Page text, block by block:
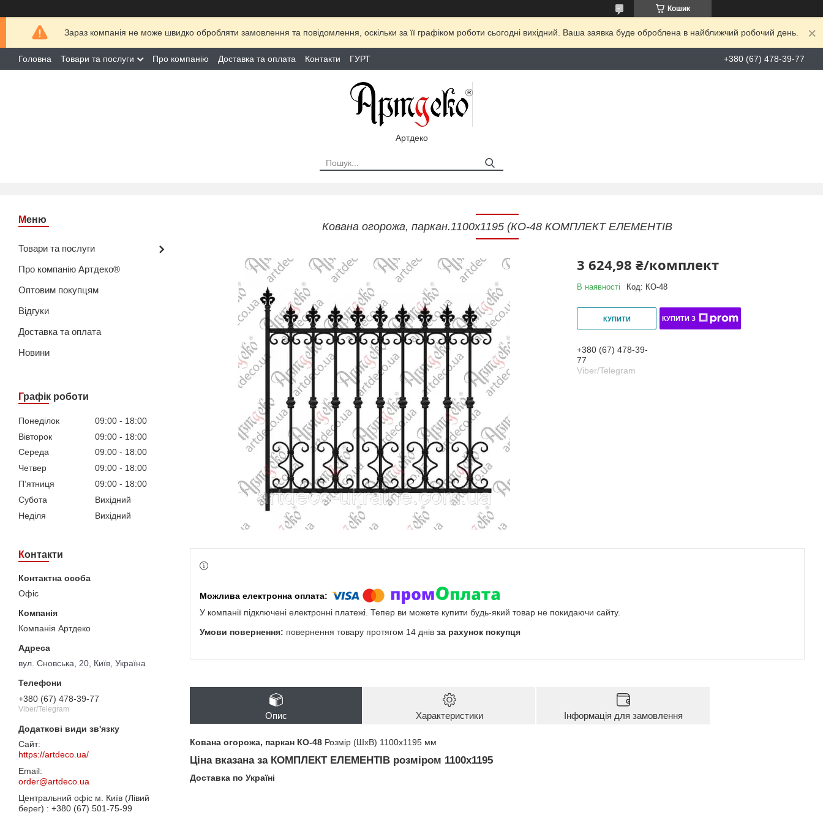
Кошик
Зараз компанія не може швидко обробляти замовлення та повідомлення, оскільки за її графіком роботи сьогодні вихідний. Ваша заявка буде оброблена в найближчий робочий день.
Головна Товари та послуги Про компанію Доставка та оплата Контакти ГУРТ +380 (67) 478-39-77
Артдеко
Товари та послуги
Про компанію Артдеко®
Оптовим покупцям
Відгуки
Доставка та оплата
Новини
Графік роботи
Понеділок 09:00
18:00
Вівторок
09:00
18:00
Середа
09:00
18:00
Четвер
09:00
18:00
Пʼятниця
09:00
18:00
Субота
Вихідний
Неділя
Вихідний
Контакти
Офіс
Компанія Артдеко
вул. Сновська, 20, Київ, Україна
+380 (67) 478-39-77
Viber/Telegram
https://artdeco.ua/
order@artdeco.ua
Центральний офіс м. Київ (Лівий
берег)
+380 (67) 501-75-99
Кована огорожа, паркан.1100х1195 (КО-48 КОМПЛЕКТ ЕЛЕМЕНТІВ
3 624,98 ₴/комплект
В наявності Код: КО-48
КУПИТИ КУПИТИ З
+380 (67) 478-39-
77
Viber/Telegram
У компанії підключені електронні платежі. Тепер ви можете купити будь-який товар не покидаючи сайту.
повернення товару протягом 14 днів за рахунок покупця
Опис Характеристики Інформація для замовлення
Кована огорожа, паркан КО-48 Розмір (ШхВ) 1100х1195 мм
Ціна вказана за КОМПЛЕКТ ЕЛЕМЕНТІВ розміром 1100х1195
Доставка по Україні